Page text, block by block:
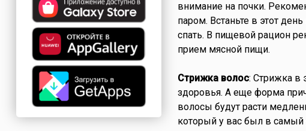
внимание на почки.
паром. Встаньте в этот
спать. В пищевой рацион
прием мясной пищи.
Стрижка волос: Стрижка в
здоровья. А еще форма
волосы будут расти
который у вас был в